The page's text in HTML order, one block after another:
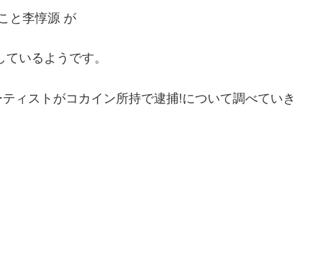
と李惇源 が
いるようです。
ィストがコカイン所持で逮捕!について調べていき